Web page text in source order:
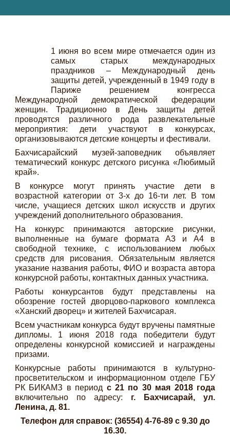
1 июня во всем мире отмечается один из
самых старых международных
праздников – Международный день
защиты детей, учрежденный в 1949 году в
Париже решением конгресса
Международной демократической федерации
женщин. Традиционно в День защиты детей
проводятся различного рода развлекательные
мероприятия: дети участвуют в конкурсах,
организовываются детские концерты и фестивали.
Бахчисарайский музей-заповедник объявляет
тематический конкурс детского рисунка «Любимый
край».
В конкурсе могут принять участие дети в
возрастной категории от 3-х до 16-ти лет. В том
числе, учащиеся детских школ искусств и других
учреждений дополнительного образования.
На конкурс принимаются авторские рисунки,
выполненные на бумаге формата А3 и А4 в
свободной технике, с использованием любых
средств для рисования. Обязательным является
указание названия работы, ФИО и возраста автора
конкурсной работы, контактных данных участника.
Работы конкурсантов будут представлены на
обозрение гостей дворцово-паркового комплекса
«Ханский дворец» и жителей Бахчисарая.
Всем участникам конкурса будут вручены памятные
дипломы. 1 июня 2018 года победители будут
определены конкурсной комиссией и награждены
призами.
Конкурсные работы принимаются в культурно-
просветительском и информационном отделе ГБУ
РК БИКАМЗ в период с 21 по 30 мая 2018 года
включительно по адресу: г. Бахчисарай, ул.
Ленина, д. 81.
Телефон для справок: (36554) 4-76-89 с 9.30 до
16.30.